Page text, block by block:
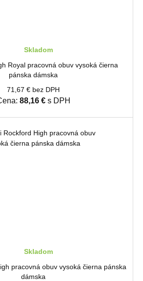
Skladom
Royal pracovná obuv vysoká čierna
pánska dámska
71,67 € bez DPH
88,16 €s DPH
Skladom
pracovná obuv vysoká čierna pánska
dámska